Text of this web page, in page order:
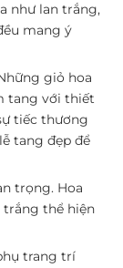
như lan trắng,
mang ý
giỏ hoa
tang với thiết
tiếc thương
tang đẹp để
trọng. Hoa
trắng thể hiện
trang trí